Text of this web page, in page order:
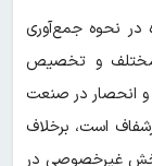
در نحوه جمع‌آوری
مختلف و تخصیص
و انحصار در صنعت
است، برخلاف
غیرخصوصی در